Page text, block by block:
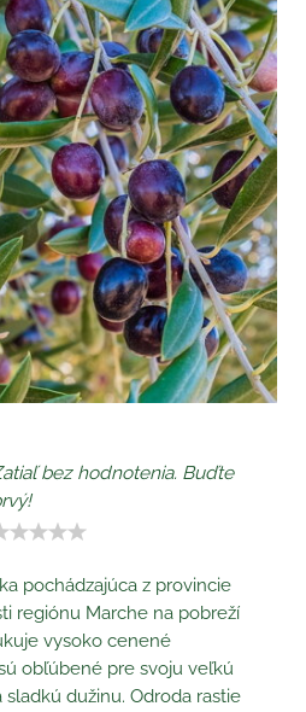
bez hodnotenia. Buďte
pochádzajúca z provincie
regiónu Marche na pobreží
vysoko cenené
obľúbené pre svoju veľkú
dužinu. Odroda rastie